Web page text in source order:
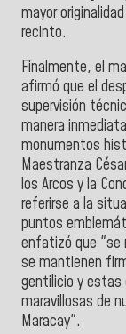
mayor
recinto.
Finalmente, el
afirmó que el
supervisión
manera
monumentos
Maestranza
los Arcos y la
referirse a la
puntos
enfatizó que "se
se mantienen
gentilicio y
maravillosas de
Maracay".